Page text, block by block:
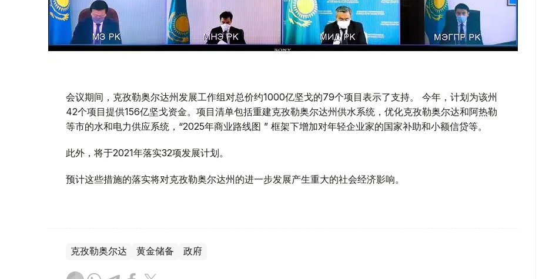
会议期间，克孜勒奥尔达州发展工作组对总价约1000亿坚戈的79个项目表示了支持。 今年，计划为该州
42个项目提供156亿坚戈资金。项目清单包括重建克孜勒奥尔达州供水系统，优化克孜勒奥尔达和阿热勒
等市的水和电力供应系统，“2025年商业路线图 ” 框架下增加对年轻企业家的国家补助和小额信贷等。
此外，将于2021年落实32项发展计划。
预计这些措施的落实将对克孜勒奥尔达州的进一步发展产生重大的社会经济影响。
克孜勒奥尔达 黄金储备 政府